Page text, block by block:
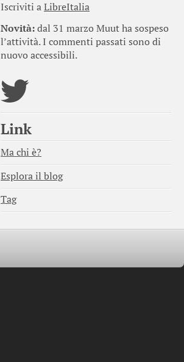
Iscriviti aLibreItalia
Novità:dal 31 marzo Muut ha sospeso
l’attività. I commenti passati sono di
nuovo accessibili.
Link
Ma chi è?
Esplora il blog
Tag